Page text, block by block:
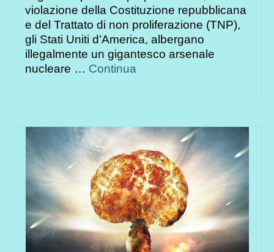
violazione della Costituzione repubblicana
e del Trattato di non proliferazione (TNP),
gli Stati Uniti d’America, albergano
illegalmente un gigantesco arsenale
nucleare … Continua